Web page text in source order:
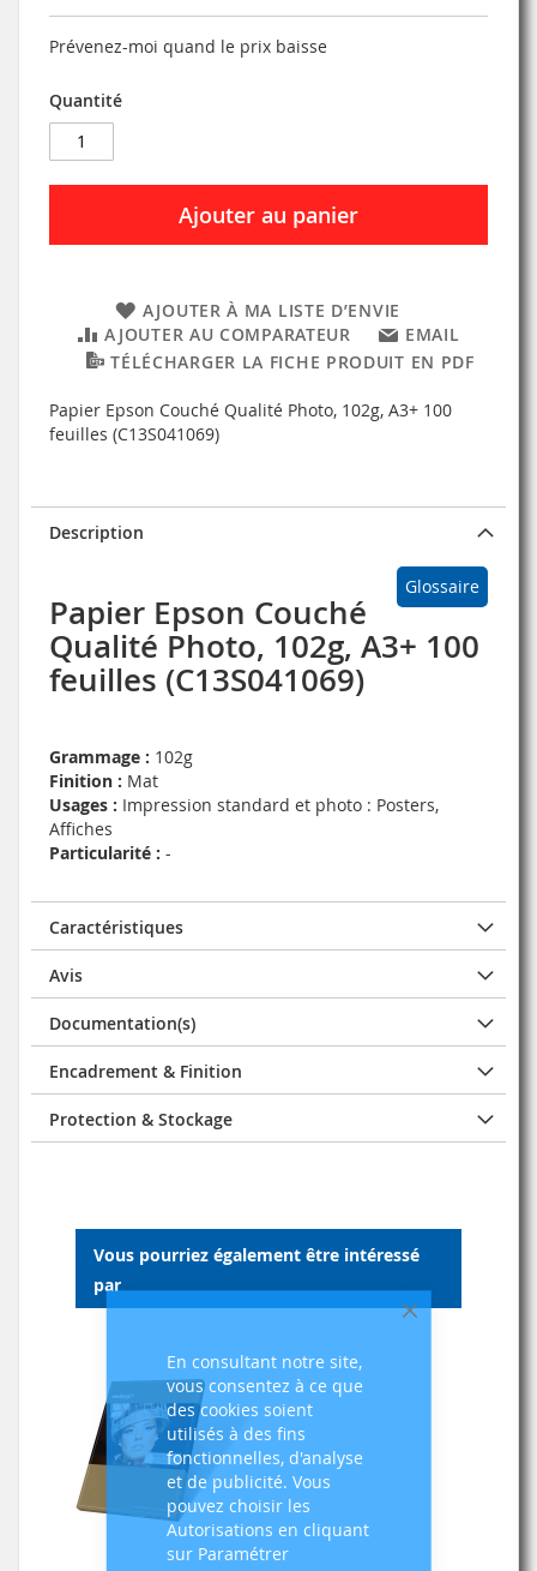
Fermer
En consultant notre site,
vous consentez à ce que
des cookies soient
utilisés à des fins
fonctionnelles, d'analyse
et de publicité. Vous
pouvez choisir les
Autorisations en cliquant
sur Paramétrer
Prévenez-moi quand le prix baisse
Quantité
Ajouter au panier
AJOUTER À MA LISTE D’ENVIE
AJOUTER AU COMPARATEUR
EMAIL
TÉLÉCHARGER LA FICHE PRODUIT EN PDF
Papier Epson Couché Qualité Photo, 102g, A3+ 100
feuilles (C13S041069)
Description
Glossaire
Papier Epson Couché
Qualité Photo, 102g, A3+ 100
feuilles (C13S041069)
Grammage : 102g
Finition : Mat
Usages : Impression standard et photo : Posters,
Affiches
Particularité : -
Caractéristiques
Avis
Documentation(s)
Encadrement & Finition
Protection & Stockage
Vous pourriez également être intéressé
par